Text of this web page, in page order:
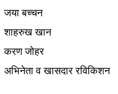
जया बच्चन
शाहरुख खान
करण जोहर
अभिनेता व खासदार रविकिशन